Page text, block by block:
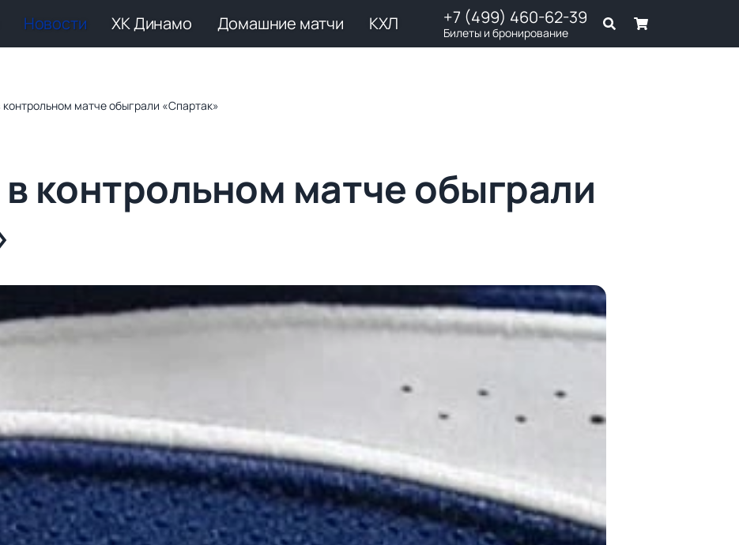
Новости ХК Динамо Домашние матчи КХЛ +7 (499) 460-62-39
Билеты и бронирование
матче обыграли «Спартак»
контрольном матче обыграли